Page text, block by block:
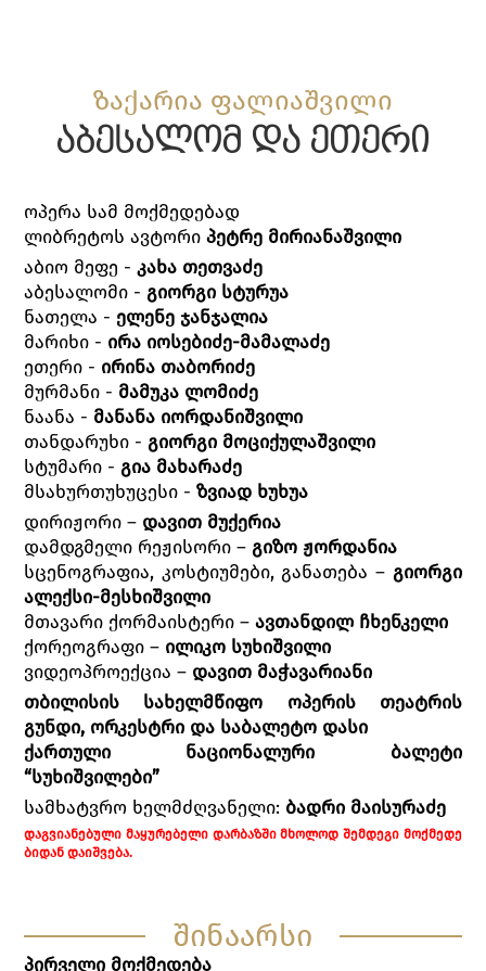
ზაქარია ფალიაშვილი
აბესალომ და ეთერი
ოპერა სამ მოქმედებად
ლიბრეტოს ავტორიპეტრე მირიანაშვილი
აბიო მეფე -კახა თეთვაძე
აბესალომი - გიორგი სტურუა
ნათელა - ელენე ჯანჯალია
მარიხი - ირა იოსებიძე-მამალაძე
ეთერი - ირინა თაბორიძე
მურმანი - მამუკა ლომიძე
ნაანა - მანანა იორდანიშვილი
თანდარუხი - გიორგი მოციქულაშვილი
სტუმარი - გია მახარაძე
მსახურთუხუცესი -ზვიად ხუხუა
დირიჟორი – დავით მუქერია
დამდგმელი რეჟისორი – გიზო ჟორდანია
სცენოგრაფია, კოსტიუმები, განათება – გიორგი
ალექსი-მესხიშვილი
მთავარი ქორმაისტერი –ავთანდილ ჩხენკელი
ქორეოგრაფი – ილიკო სუხიშვილი
ვიდეოპროექცია – დავით მაჭავარიანი
თბილისის სახელმწიფო ოპერის თეატრის
გუნდი, ორკესტრი და საბალეტო დასი
ქართული ნაციონალური ბალეტი
“სუხიშვილები”
სამხატვრო ხელმძღვანელი: ბადრი მაისურაძე
ᲓᲐᲒᲕᲘᲐᲜᲔᲑᲣᲚᲘ ᲛᲐᲧᲣᲠᲔᲑᲔᲚᲘ ᲓᲐᲠᲑᲐᲖᲨᲘ ᲛᲮᲝᲚᲝᲓ ᲨᲔᲛᲓᲔᲒᲘ ᲛᲝᲥᲛᲔᲓᲔ
ᲑᲘᲓᲐᲜ ᲓᲐᲘᲨᲕᲔᲑᲐ.
შინაარსი
პირველი მოქმედება